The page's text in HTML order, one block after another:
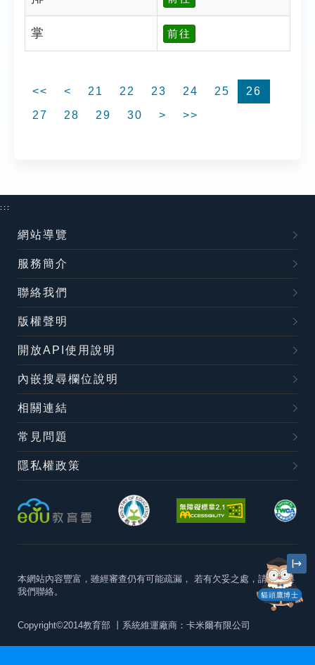
掌 前往
<< < 21 22 23 24 25
26
27
28 29 30 > >>
貓頭鷹博士
:::
網站導覽
服務簡介
聯絡我們
版權聲明
開放API使用說明
內嵌搜尋欄位說明
相關連結
常見問題
隱私權政策
本網站內容豐富，雖經審查仍有可能疏漏， 若有欠妥之處，請隨時與
我們聯絡。
Copyright©2014教育部 丨系統維運廠商：卡米爾有限公司